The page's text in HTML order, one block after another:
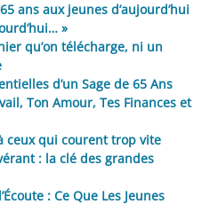
ans aux jeunes d’aujourd’hui
»
qu’on télécharge, ni un
d’un Sage de 65 Ans
Ton Amour, Tes Finances et
ceux qui courent trop vite
: la clé des grandes
: Ce Que Les Jeunes